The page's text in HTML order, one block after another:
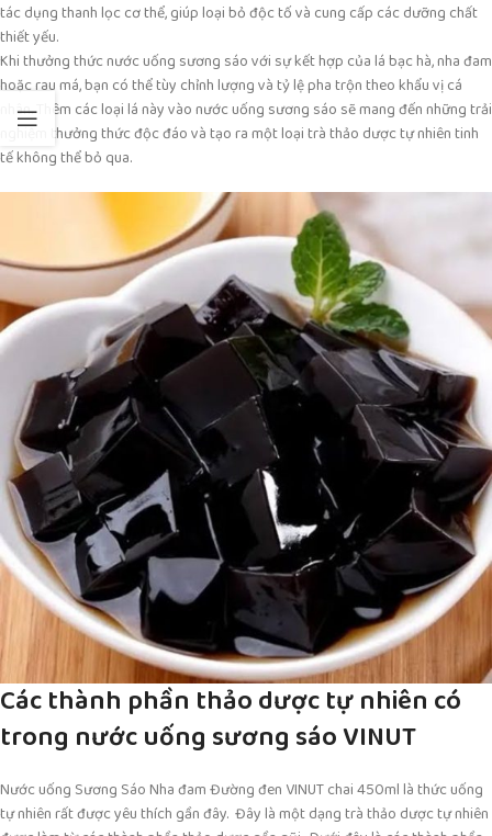
tác dụng thanh lọc cơ thể, giúp loại bỏ độc tố và cung cấp các dưỡng chất
thiết yếu.
Khi thưởng thức nước uống sương sáo với sự kết hợp của lá bạc hà, nha đam
hoặc rau má, bạn có thể tùy chỉnh lượng và tỷ lệ pha trộn theo khẩu vị cá
nhân. Thêm các loại lá này vào nước uống sương sáo sẽ mang đến những trải
nghiệm thưởng thức độc đáo và tạo ra một loại trà thảo dược tự nhiên tinh
tế không thể bỏ qua.
Các thành phần thảo dược tự nhiên có
trong nước uống sương sáo VINUT
Nước uống Sương Sáo Nha đam Đường đen VINUT chai 450ml là thức uống
tự nhiên rất được yêu thích gần đây. Đây là một dạng trà thảo dược tự nhiên